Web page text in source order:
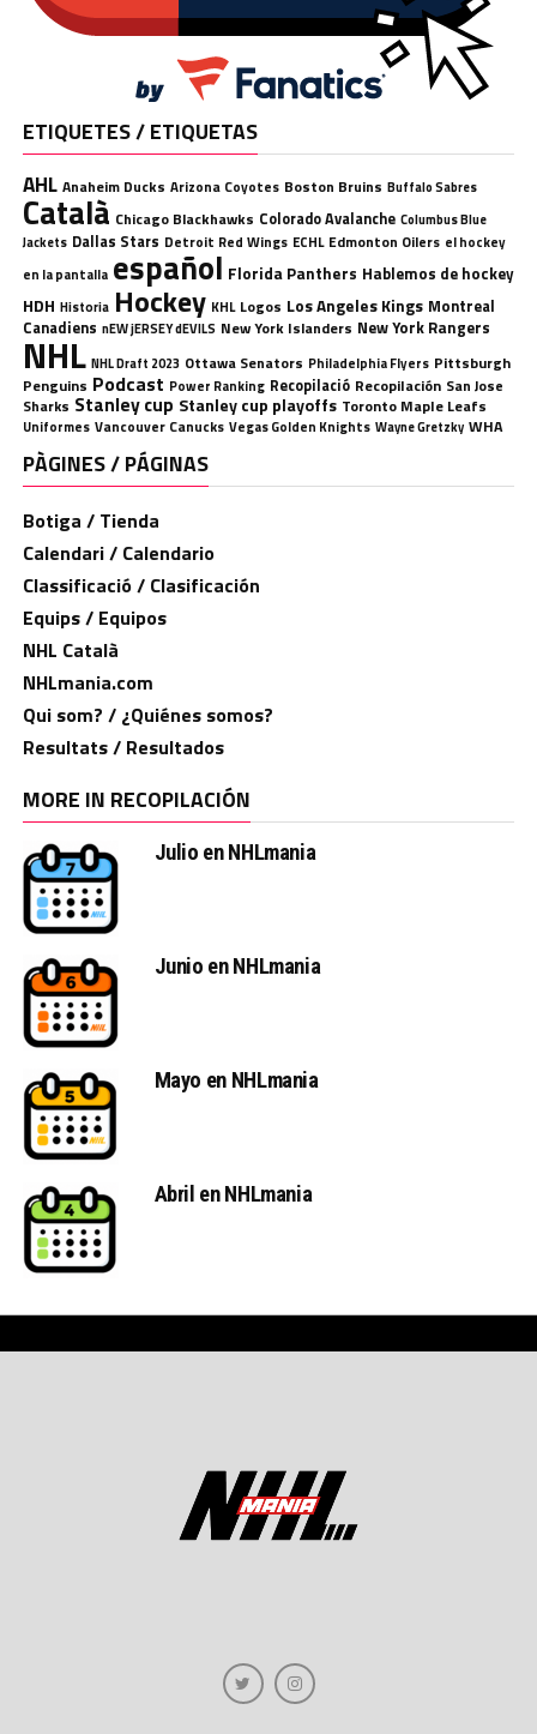
ETIQUETES / ETIQUETAS
AHL Anaheim Ducks Arizona Coyotes Boston Bruins Buffalo Sabres
Català Chicago Blackhawks Colorado Avalanche Columbus Blue
Jackets Dallas Stars Detroit Red Wings ECHL Edmonton Oilers el hockey
en la pantalla español Florida Panthers Hablemos de hockey
HDH Historia Hockey KHL Logos Los Angeles Kings Montreal
Canadiens nEW jERSEY dEVILS New York Islanders New York Rangers
NHL NHL Draft 2023 Ottawa Senators Philadelphia Flyers Pittsburgh
Penguins Podcast Power Ranking Recopilació Recopilación San Jose
Sharks Stanley cup Stanley cup playoffs Toronto Maple Leafs
Uniformes Vancouver Canucks Vegas Golden Knights Wayne Gretzky WHA
PÀGINES / PÁGINAS
Botiga / Tienda
Calendari / Calendario
Classificació / Clasificación
Equips / Equipos
NHL Català
NHLmania.com
Qui som? / ¿Quiénes somos?
Resultats / Resultados
MORE IN RECOPILACIÓN
Julio en NHLmania
Junio en NHLmania
Mayo en NHLmania
Abril en NHLmania